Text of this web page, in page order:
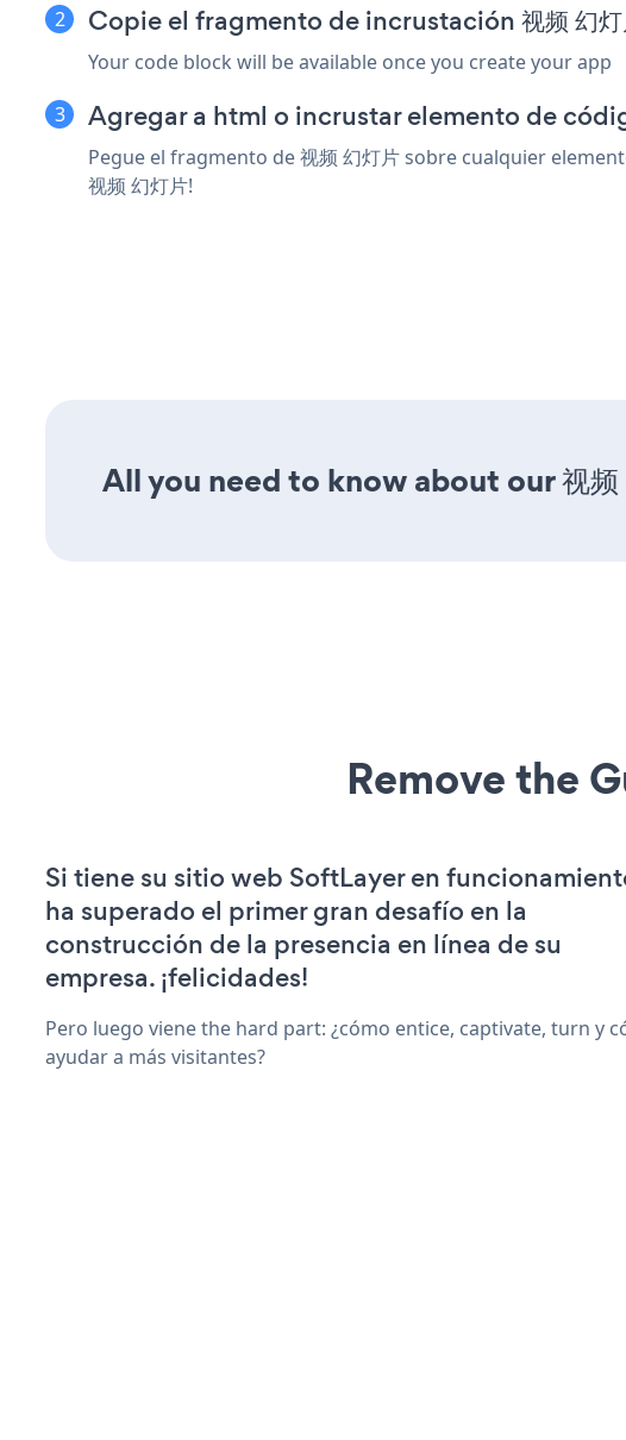
Copie el fragmento de incrustación 视频 幻
Your code block will be available once you create your app
Agregar a html o incrustar elemento de
Pegue el fragmento de 视频 幻灯片 sobre cualquier
视频 幻灯片!
All you need to know about our 视
Remove the
Si tiene su sitio web SoftLayer en
ha superado el primer gran desafío en la
construcción de la presencia en línea de su
empresa. ¡felicidades!
Pero luego viene the hard part: ¿cómo entice, captivate, turn y
ayudar a más visitantes?